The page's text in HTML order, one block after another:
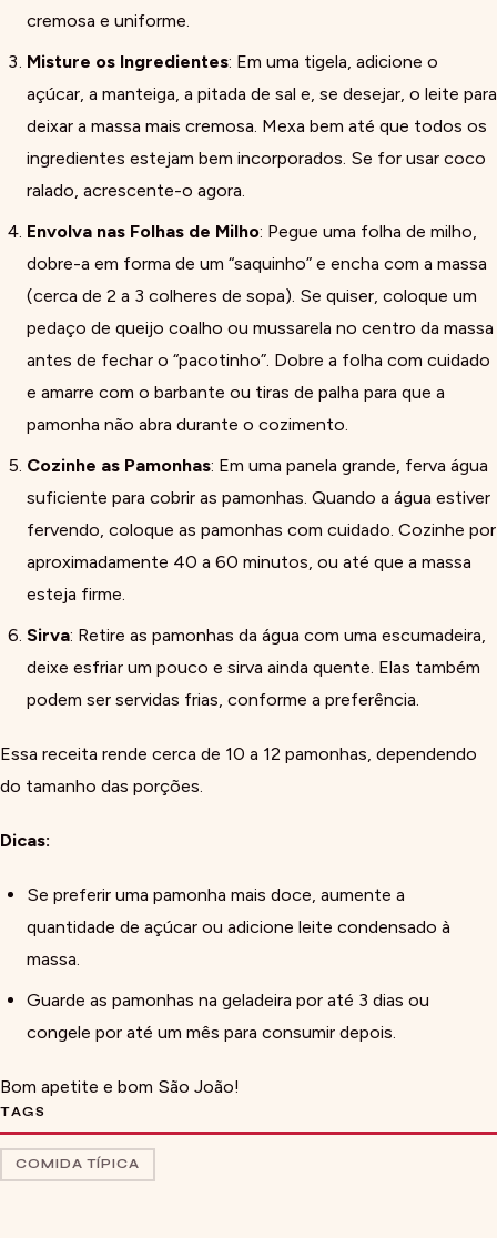
cremosa e uniforme.
Misture os Ingredientes: Em uma tigela, adicione o
açúcar, a manteiga, a pitada de sal e, se desejar, o leite para
deixar a massa mais cremosa. Mexa bem até que todos os
ingredientes estejam bem incorporados. Se for usar coco
ralado, acrescente-o agora.
Envolva nas Folhas de Milho: Pegue uma folha de milho,
dobre-a em forma de um “saquinho” e encha com a massa
(cerca de 2 a 3 colheres de sopa). Se quiser, coloque um
pedaço de queijo coalho ou mussarela no centro da massa
antes de fechar o “pacotinho”. Dobre a folha com cuidado
e amarre com o barbante ou tiras de palha para que a
pamonha não abra durante o cozimento.
Cozinhe as Pamonhas: Em uma panela grande, ferva água
suficiente para cobrir as pamonhas. Quando a água estiver
fervendo, coloque as pamonhas com cuidado. Cozinhe por
aproximadamente 40 a 60 minutos, ou até que a massa
esteja firme.
Sirva: Retire as pamonhas da água com uma escumadeira,
deixe esfriar um pouco e sirva ainda quente. Elas também
podem ser servidas frias, conforme a preferência.
Essa receita rende cerca de 10 a 12 pamonhas, dependendo
do tamanho das porções.
Dicas:
Se preferir uma pamonha mais doce, aumente a
quantidade de açúcar ou adicione leite condensado à
massa.
Guarde as pamonhas na geladeira por até 3 dias ou
congele por até um mês para consumir depois.
Bom apetite e bom São João!
TAGS
COMIDA TÍPICA